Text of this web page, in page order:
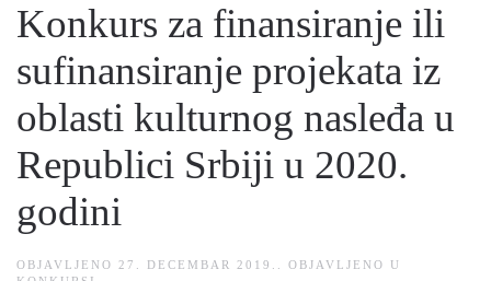
Konkurs za finansiranje ili
sufinansiranje projekata iz
oblasti kulturnog nasleđa u
Republici Srbiji u 2020.
godini
OBJAVLJENO 27. DECEMBAR 2019.
. OBJAVLJENO U